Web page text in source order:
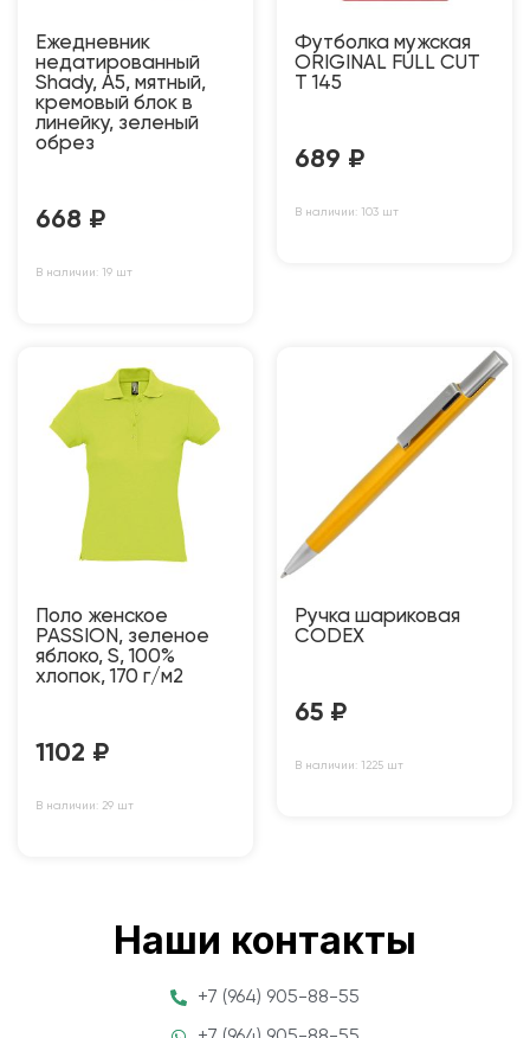
Ежедневник
недатированный
Shady, А5, мятный,
кремовый блок в
линейку, зеленый
обрез
668 ₽
В наличии: 19 шт
Футболка мужская
ORIGINAL FULL CUT
T 145
689 ₽
В наличии: 103 шт
Поло женское
PASSION, зеленое
яблоко, S, 100%
хлопок, 170 г/м2
1102 ₽
В наличии: 29 шт
Ручка шариковая
CODEX
65 ₽
В наличии: 1225 шт
Наши контакты
+7 (964) 905-88-55